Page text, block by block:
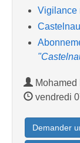
Vigilance
Mohamed
vendredi
Demander